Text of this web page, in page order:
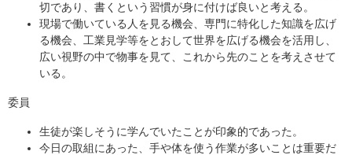
切であり、書くという習慣が身に付けば良いと考える。
現場で働いている人を見る機会、専門に特化した知識を広げ
る機会、工業見学等をとおして世界を広げる機会を活用し、
広い視野の中で物事を見て、これから先のことを考えさせて
いる。
委員
生徒が楽しそうに学んでいたことが印象的であった。
今日の取組にあった、手や体を使う作業が多いことは重要だ